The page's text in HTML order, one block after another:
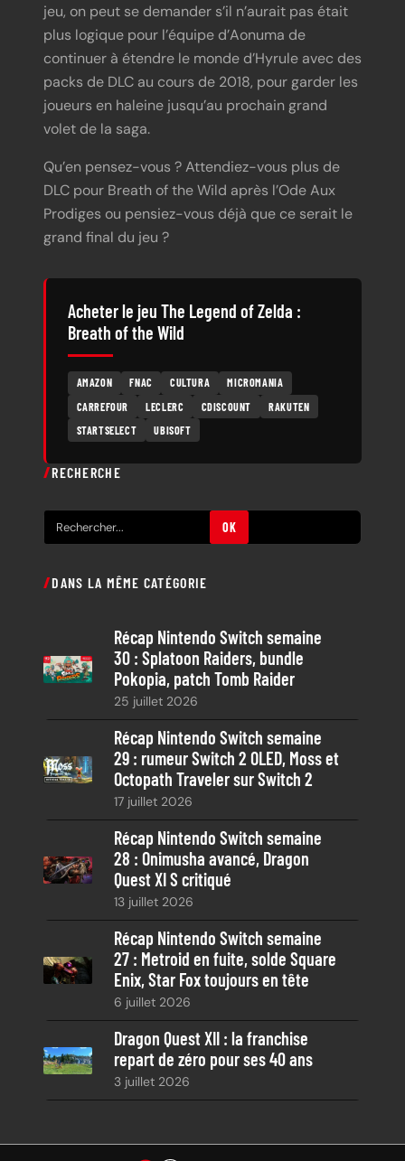
jeu, on peut se demander s’il n’aurait pas était
plus logique pour l’équipe d’Aonuma de
continuer à étendre le monde d’Hyrule avec des
packs de DLC au cours de 2018, pour garder les
joueurs en haleine jusqu’au prochain grand
volet de la saga.
Qu’en pensez-vous ? Attendiez-vous plus de
DLC pour Breath of the Wild après l’Ode Aux
Prodiges ou pensiez-vous déjà que ce serait le
grand final du jeu ?
Acheter le jeu The Legend of Zelda :
Breath of the Wild
AMAZON FNAC CULTURA
MICROMANIA
CARREFOUR
LECLERC CDISCOUNT
RAKUTEN
STARTSELECT
UBISOFT
RECHERCHE
e
h
c
h
OK
DANS LA MÊME CATÉGORIE
Récap Nintendo Switch semaine
30 : Splatoon Raiders, bundle
Pokopia, patch Tomb Raider
25 juillet 2026
Récap Nintendo Switch semaine
29 : rumeur Switch 2 OLED, Moss et
Octopath Traveler sur Switch 2
17 juillet 2026
Récap Nintendo Switch semaine
28 : Onimusha avancé, Dragon
Quest XI S critiqué
13 juillet 2026
Récap Nintendo Switch semaine
27 : Metroid en fuite, solde Square
Enix, Star Fox toujours en tête
6 juillet 2026
Dragon Quest XII : la franchise
repart de zéro pour ses 40 ans
3 juillet 2026